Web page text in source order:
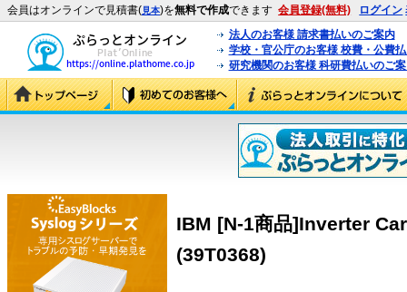
会員はオンラインで見積書(見本)を無料で作成できます 会員登録(無料) ログイン
法人のお客様 請求書払いのご案内
学校・官公庁のお客様 校費・公費
研究機関のお客様 科研費払いのご
IBM [N-1商品]Inverter
(39T0368)